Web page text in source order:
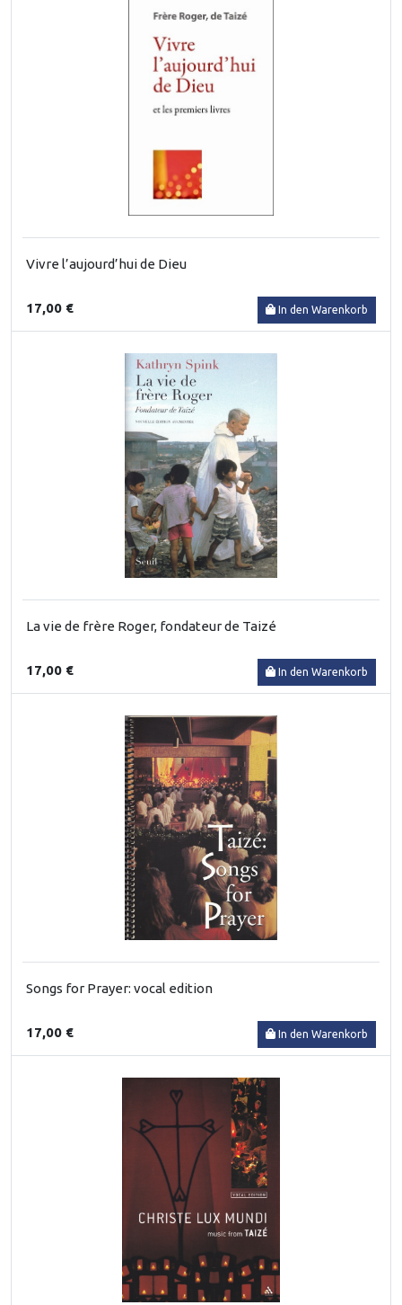
Vivre l’aujourd’hui de Dieu
17,00 € In den Warenkorb
La vie de frère Roger, fondateur de Taizé
17,00 € In den Warenkorb
Songs for Prayer: vocal edition
17,00 € In den Warenkorb